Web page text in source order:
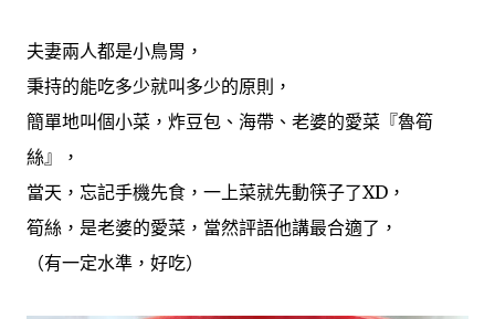
夫妻兩人都是小鳥胃，
秉持的能吃多少就叫多少的原則，
簡單地叫個小菜，炸豆包、海帶、老婆的愛菜『魯筍
絲』，
當天，忘記手機先食，一上菜就先動筷子了XD，
筍絲，是老婆的愛菜，當然評語他講最合適了，
（有一定水準，好吃）